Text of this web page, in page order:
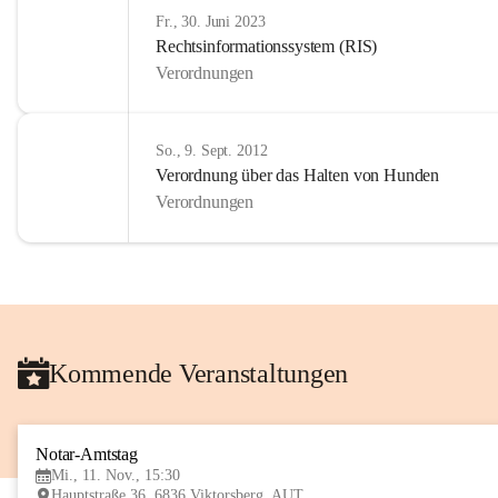
Fr., 30. Juni 2023
Rechtsinformationssystem (RIS)
Verordnungen
So., 9. Sept. 2012
Verordnung über das Halten von Hunden
Verordnungen
Kommende Veranstaltungen
Notar-Amtstag
Mi., 11. Nov., 15:30